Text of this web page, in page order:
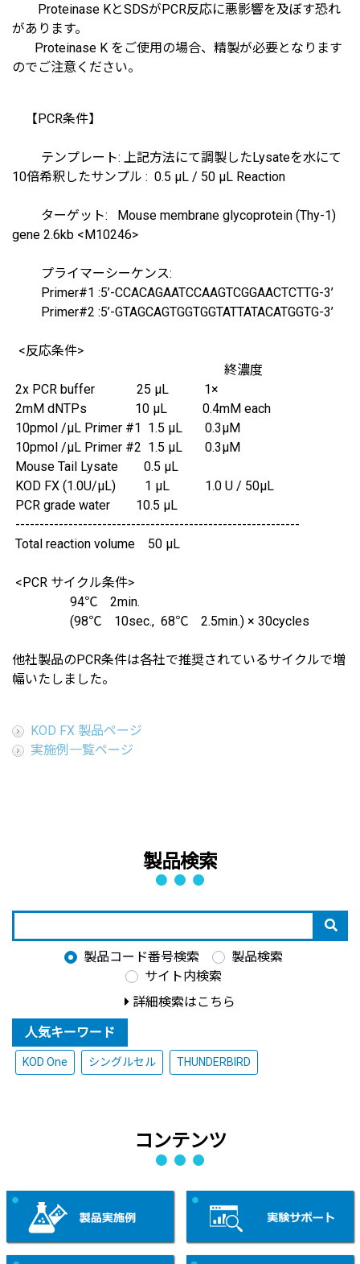
Proteinase KとSDSがPCR反応に悪影響を及ぼす恐れ
があります。
Proteinase K をご使用の場合、精製が必要となります
のでご注意ください。
【PCR条件】
テンプレート: 上記方法にて調製したLysateを水にて
10倍希釈したサンプル : 0.5 μL / 50 μL Reaction
ターゲット: Mouse membrane glycoprotein (Thy-1)
gene 2.6kb <M10246>
プライマーシーケンス:
Primer#1 :5’-CCACAGAATCCAAGTCGGAACTCTTG-3’
Primer#2 :5’-GTAGCAGTGGTGGTATTATACATGGTG-3’
<反応条件>
終濃度
2x PCR buffer 25 μL 1×
2mM dNTPs 10 μL 0.4mM each
10pmol /μL Primer #1 1.5 μL 0.3μM
10pmol /μL Primer #2 1.5 μL 0.3μM
Mouse Tail Lysate 0.5 μL
KOD FX (1.0U/μL) 1 μL 1.0 U / 50μL
PCR grade water 10.5 μL
-----------------------------------------------------------
Total reaction volume 50 μL
<PCR サイクル条件>
94℃ 2min.
(98℃ 10sec., 68℃ 2.5min.) × 30cycles
他社製品のPCR条件は各社で推奨されているサイクルで増
幅いたしました。
KOD FX 製品ページ
実施例一覧ページ
製品検索
製品コード番号検索
製品検索
サイト内検索
詳細検索はこちら
人気キーワード
KOD One シングルセル THUNDERBIRD
コンテンツ